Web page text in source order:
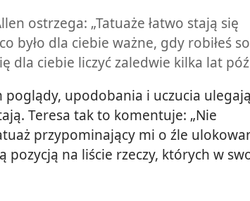
ostrzega: „Tatuaże łatwo stają się
było dla ciebie ważne, gdy robiłeś
dla ciebie liczyć zaledwie kilka lat
upodobania i uczucia ulegają
Teresa tak to komentuje: „Nie
przypominający mi o źle
pozycją na liście rzeczy, których w